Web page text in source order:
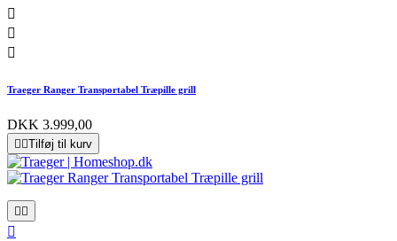



Traeger Ranger Transportabel Træpille grill
DKK 3.999,00
 Tilføj til kurv
 
